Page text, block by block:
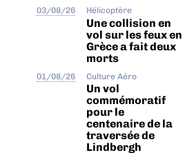
03/08/26 Hélicoptère
Une collision en
vol sur les feux en
Grèce a fait deux
morts
01/08/26 Culture Aéro
Un vol
commémoratif
pour le
centenaire de la
traversée de
Lindbergh